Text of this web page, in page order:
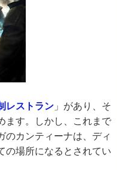
レストラン 」があり、そ
ます。しかし、これまで
のカンティーナは、ディ
の場所になるとされてい